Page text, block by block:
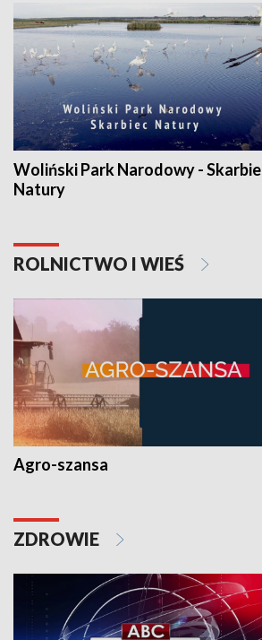
Woliński Park Narodowy -
Natury
ROLNICTWO I WIEŚ
Agro-szansa
ZDROWIE